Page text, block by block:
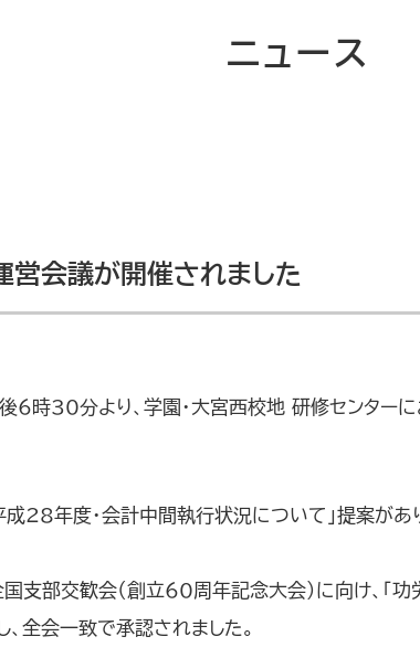
ニュース
営会議が開催されました
時30分より、学園・大宮西校地 研修センターに
28年度・会計中間執行状況について」提案が
部交歓会（創立60周年記念大会）に向け、「
全会一致で承認されました。